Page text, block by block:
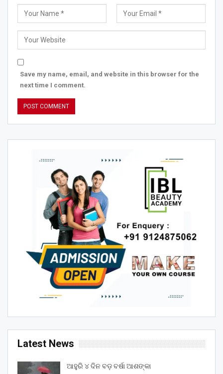
Save my name, email, and website in this browser for the
next time I comment.
Latest News
ଆହୁରି ୪ ଦିନ ବଡ଼ ବର୍ଷା ଆଶଙ୍କା